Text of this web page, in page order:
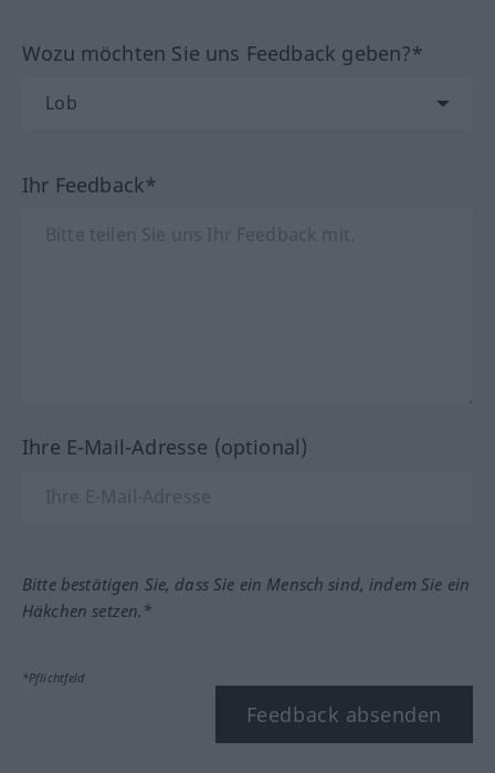
Wozu möchten Sie uns Feedback geben?*
Ihr Feedback*
Ihre E-Mail-Adresse (optional)
Bitte bestätigen Sie, dass Sie ein Mensch sind, indem Sie ein
Häkchen setzen.*
*Pflichtfeld
Feedback absenden